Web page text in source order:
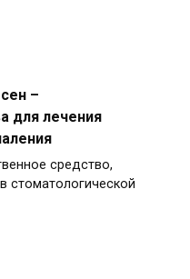
–
для лечения
средство,
стоматологической